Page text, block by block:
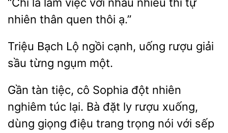
nhiên
quen thôi ạ.”
Triệu Bạch
ngồi cạnh, uống rượu
sầu từng ngụm
Gần tàn
cô Sophia đột nhiên
túc lại. Bà đặt ly rượu xuống,
dùng giọng
trang trọng nói với sếp